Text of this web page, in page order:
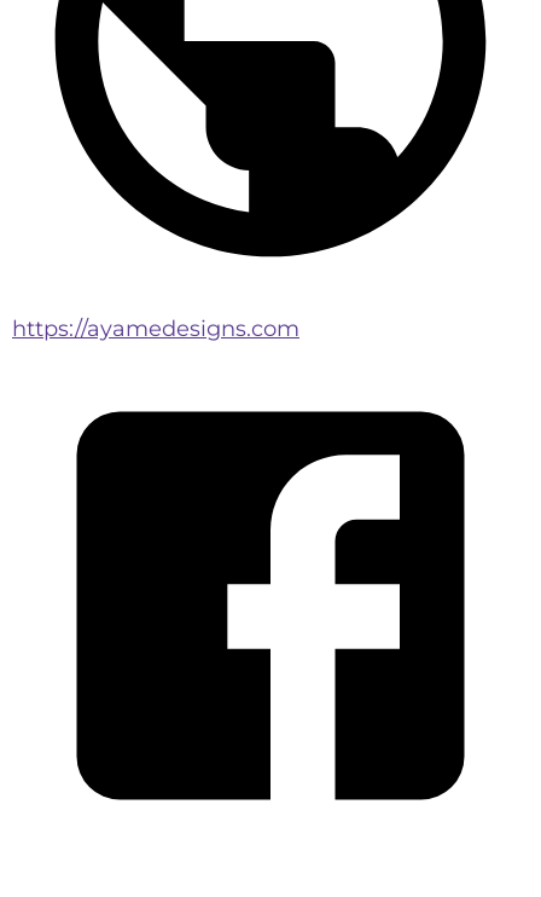
https://ayamedesigns.com